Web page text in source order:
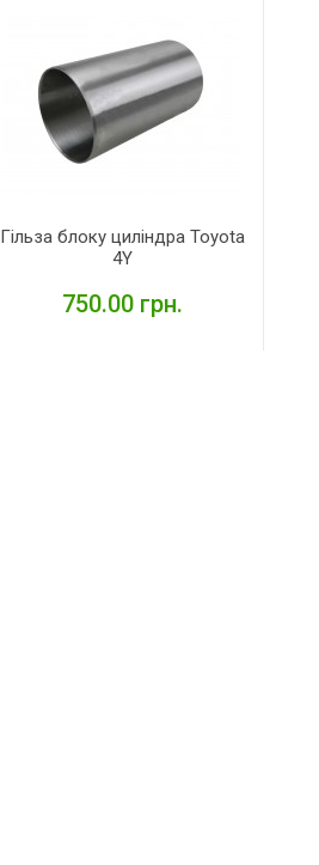
Гільза блоку циліндра Toyota
4Y
750.00 грн.